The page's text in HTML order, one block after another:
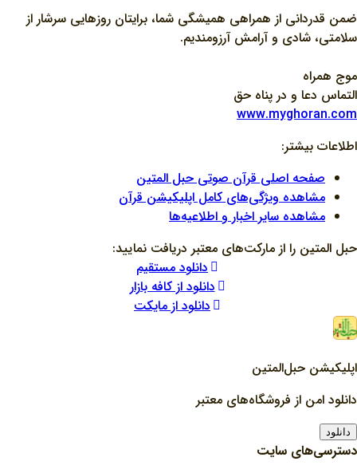
ضمن قدردانی از همراهی همیشگی شما، برایتان روزهایی سرشار از
سلامتی، شادی و آرامش آرزومندیم.
موج همراه
التماس دعا و در پناه حق
www.myghoran.com
اطلاعات بیشتر:
صفحه اصلی قرآن صوتی حبل المتین
مشاهده ویژگی‌های کامل اپلیکیشن قرآن
مشاهده سایر اخبار و اطلاعیه‌ها
حبل المتین را از مارکت‌های معتبر دریافت نمایید:
دانلود مستقیم
دانلود از کافه بازار
دانلود از مایکت
اپلیکیشن حبل‌المتین
دانلود امن از فروشگاه‌های معتبر
دانلود
دسترسی‌های سایت